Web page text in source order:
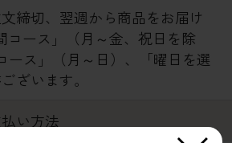
締切、翌週から商品をお届け
コース」（月～金、祝日を除
ース」（月～日）、「曜日を選
ざいます。
い方法